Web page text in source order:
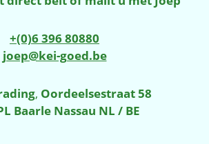
+(0)6 396 80880
joep@kei-goed.be
, Oordeelsestraat 58
Baarle Nassau NL / BE